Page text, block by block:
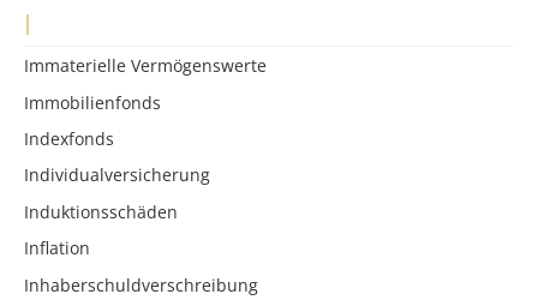
I
Immaterielle Vermögenswerte
Immobilienfonds
Indexfonds
Individualversicherung
Induktionsschäden
Inflation
Inhaberschuldverschreibung